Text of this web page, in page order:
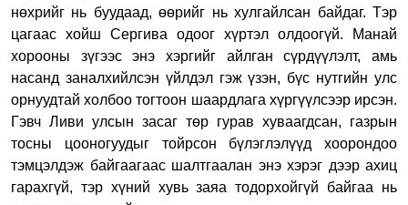
нөхрийг нь буудаад, өөрийг нь хулгайлсан байдаг. Тэр
цагаас хойш Сергива одоог хүртэл олдоогүй. Манай
хорооны зүгээс энэ хэргийг айлган сүрдүүлэлт, амь
насанд заналхийлсэн үйлдэл гэж үзэн, бүс нутгийн улс
орнуудтай холбоо тогтоон шаардлага хүргүүлсээр ирсэн.
Гэвч Ливи улсын засаг төр гурав хуваагдсан, газрын
тосны цооногуудыг тойрсон бүлэглэлүүд хоорондоо
тэмцэлдэж байгаагаас шалтгаалан энэ хэрэг дээр ахиц
гарахгүй, тэр хүний хувь заяа тодорхойгүй байгаа нь